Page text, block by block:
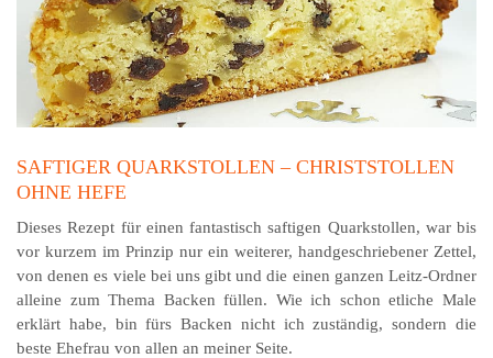
SAFTIGER QUARKSTOLLEN – CHRISTSTOLLEN
OHNE HEFE
Dieses Rezept für einen fantastisch saftigen Quarkstollen, war bis
vor kurzem im Prinzip nur ein weiterer, handgeschriebener Zettel,
von denen es viele bei uns gibt und die einen ganzen Leitz-Ordner
alleine zum Thema Backen füllen. Wie ich schon etliche Male
erklärt habe, bin fürs Backen nicht ich zuständig, sondern die
beste Ehefrau von allen an meiner Seite.